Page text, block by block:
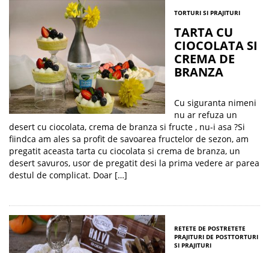
TORTURI SI PRAJITURI
TARTA CU
CIOCOLATA SI
CREMA DE
BRANZA
Cu siguranta nimeni
nu ar refuza un
desert cu ciocolata, crema de branza si fructe , nu-i asa ?Si
fiindca am ales sa profit de savoarea fructelor de sezon, am
pregatit aceasta tarta cu ciocolata si crema de branza, un
desert savuros, usor de pregatit desi la prima vedere ar parea
destul de complicat. Doar […]
RETETE DE POSTRETETE
PRAJITURI DE POSTTORTURI
SI PRAJITURI